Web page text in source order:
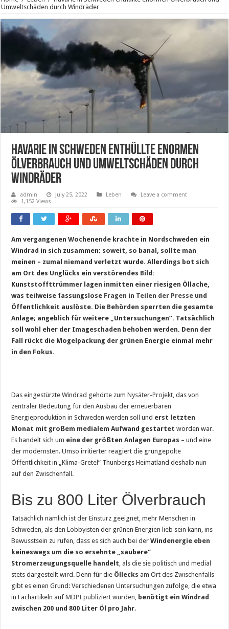
Umweltschäden durch Windräder
Havarie in Schweden enthüllte enormen
Ölverbrauch und Umweltschäden durch
Windräder
admin July 25, 2022 Leben
Leave a comment
1,152 Views
Am vergangenen Wochenende krachte in Nordschweden ein
Windrad in sich zusammen; soweit, so banal, sollte man
meinen – zumal niemand verletzt wurde. Allerdings bot sich
am Ort des Unglücks ein verstörendes Bild:
Kunststoffttrümmer lagen inmitten einer riesigen Öllache,
was teilweise fassungslose Fragen in Teilen der Presse und
Öffentlichkeit auslöste. Die Behörden sperrten die gesamte
Anlage; angeblich für weitere „Untersuchungen”. Tatsächlich
soll wohl eher der Imageschaden behoben werden. Denn der
Fall rückt die Mogelpackung der grünen Energie einmal mehr
in den Fokus.
Das eingestürzte Windrad gehörte zumNysäter-Projekt , das von
zentraler Bedeutung für den Ausbau der erneuerbaren
Energieproduktion in Schweden werden soll und erst letzten
Monat mit großem medialem Aufwand gestartetworden war.
Es handelt sich um eine der größten Anlagen Europas – und eine
der modernsten. Umso irritierter reagiert die grüngepolte
Öffentlichkeit in „Klima-Gretel“ Thunbergs Heimatland deshalb nun
auf den Zwischenfall.
Bis zu 800 Liter Ölverbrauch
Tatsächlich nämlich ist der Einsturz geeignet, mehr Menschen in
Schweden, als den Lobbyisten der grünen Energien lieb sein kann, ins
Bewusstsein zu rufen, dass es sich auch bei derWindenergie eben
keineswegs um die so ersehnte „saubere“
Stromerzeugungsquelle handelt , als die sie politisch und medial
stets dargestellt wird. Denn für die Öllecks am Ort des Zwischenfalls
gibt es einen Grund: Verschiedenen Untersuchungen zufolge, die etwa
in Fachartikeln aufMDPI publiziert wurden,
benötigt ein Windrad
zwischen 200 und 800 Liter Öl pro Jahr.